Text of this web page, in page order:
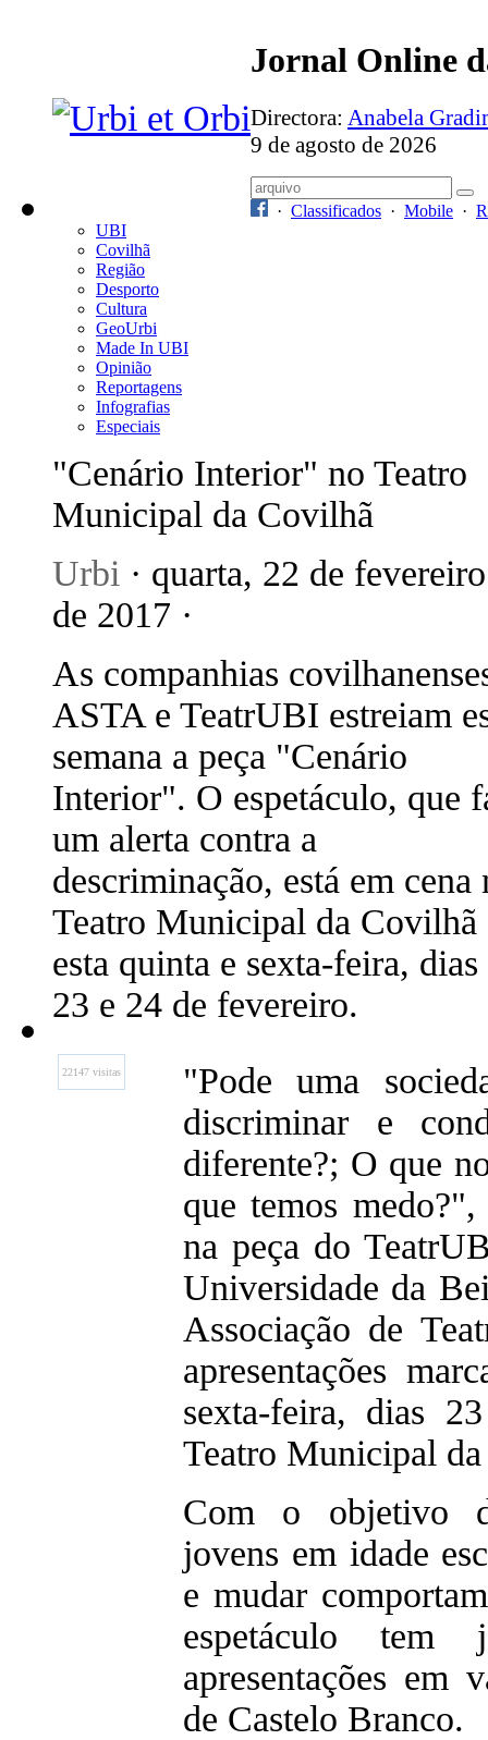
Jornal Online
Directora: Anabela
9 de agosto de 2026
· Classificados · Mobile ·
UBI
Covilhã
Região
Desporto
Cultura
GeoUrbi
Made In UBI
Opinião
Reportagens
Infografias
Especiais
"Cenário Interior" no Teatro
Municipal da Covilhã
Urbi · quarta, 22 de fevereiro
de 2017 ·
As companhias
ASTA e TeatrUBI estreiam
semana a peça "Cenário
Interior". O espetáculo, que
um alerta contra a
descriminação, está em cena
Teatro Municipal da Covilhã
esta quinta e sexta-feira, dias
23 e 24 de fevereiro.
22147 visitas
"Pode uma
discriminar e
diferente?; O que
que temos medo?",
na peça do
Universidade da
Associação de
apresentações
sexta-feira, dias
Teatro Municipal
Com o objetivo
jovens em idade
e mudar
espetáculo tem
apresentações em
de Castelo Branco.